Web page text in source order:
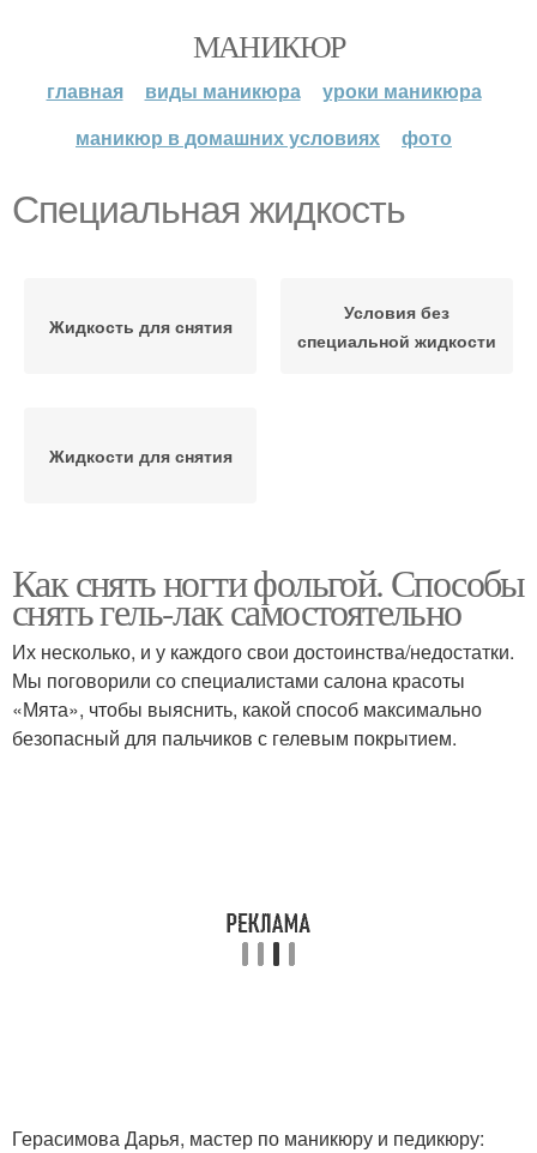
МАНИКЮР
главная виды маникюра
уроки маникюра
маникюр в домашних условиях
фото
Специальная жидкость
Жидкость для снятия
Условия без
специальной жидкости
Жидкости для снятия
Как снять ногти фольгой. Способы
снять гель-лак самостоятельно
Их несколько, и у каждого свои достоинства/недостатки.
Мы поговорили со специалистами салона красоты
«Мята», чтобы выяснить, какой способ максимально
безопасный для пальчиков с гелевым покрытием.
Герасимова Дарья, мастер по маникюру и педикюру: